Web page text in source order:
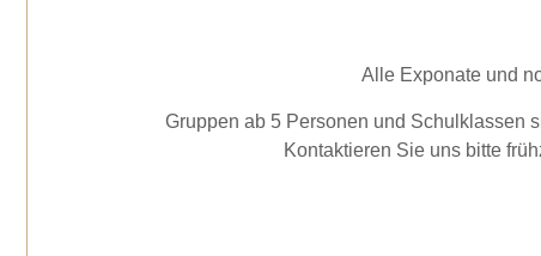
Alle Exponate und
Gruppen ab 5 Personen und Schulklassen
Kontaktieren Sie uns bitte